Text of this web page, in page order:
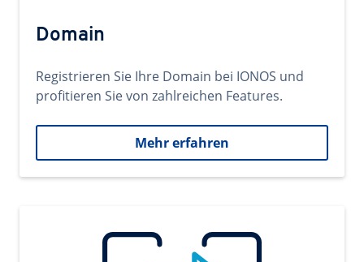
Domain
Registrieren Sie Ihre Domain bei IONOS und
profitieren Sie von zahlreichen Features.
Mehr erfahren